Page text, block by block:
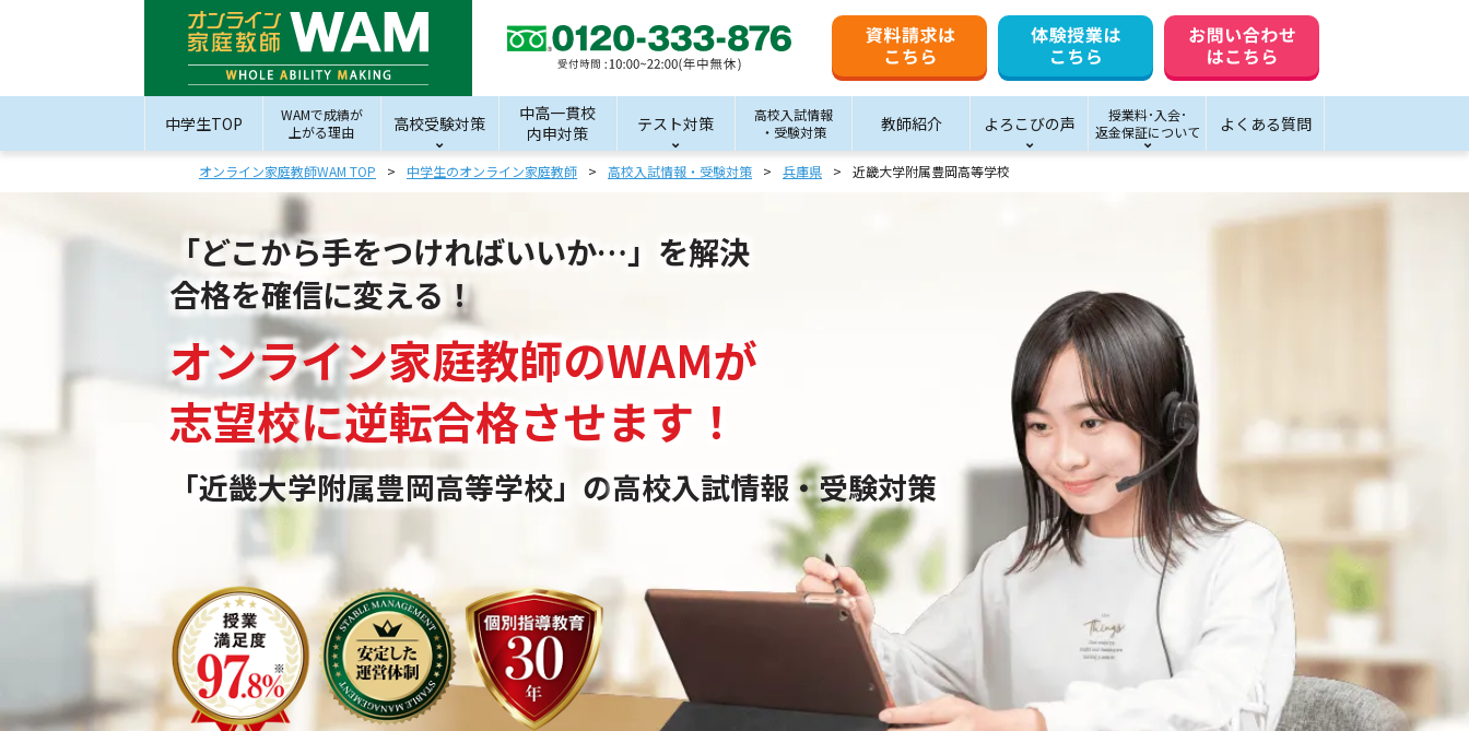
中学生TOP
WAMで成績が
上がる理由
高校受験対策
中高一貫校
内申対策
テスト対策
高校入試情報
・受験対策
教師紹介 よろこびの声
授業料･入会･
返金保証について
よくある質問
オンライン家庭教師WAM TOP 中学生のオンライン家庭教師 高校入試情報・受験対策 兵庫県 近畿大学附属豊岡高等学校
「どこから手をつければいいか…」を解決
合格を確信に変える！
オンライン家庭教師のWAMが
志望校に逆転合格させます！
「近畿大学附属豊岡高等学校」の高校入試情報・受験対策